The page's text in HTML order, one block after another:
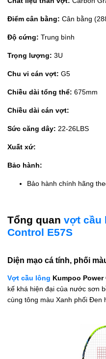
Điểm cân bằng: Cân bằng
Độ cứng: Trung bình
Trọng lượng: 3U
Chu vi cán vợt: G5
Chiều dài tổng thể: 675mm
Chiều dài cán vợt:
Sức căng dây: 22-26LBS
Xuất xứ:
Bảo hành:
Bảo hành chính hãng
Tổng quan vợt cầu
Control E57S
Diện mạo cá tính, phối
Vợt cầu lông Kumpoo Power
kế khá hiện đại của nước sơn
cùng tông màu Xanh phối Đen